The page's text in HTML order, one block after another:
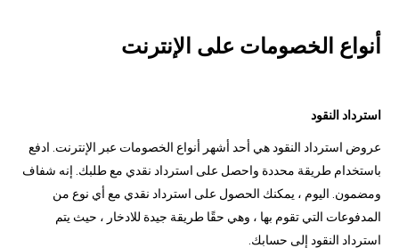
أنواع الخصومات على الإنترنت
استرداد النقود
عروض استرداد النقود هي أحد أشهر أنواع الخصومات عبر الإنترنت. ادفع
باستخدام طريقة محددة واحصل على استرداد نقدي مع طلبك. إنه شفاف
ومضمون. اليوم ، يمكنك الحصول على استرداد نقدي مع أي نوع من
المدفوعات التي تقوم بها ، وهي حقًا طريقة جيدة للادخار ، حيث يتم
استرداد النقود إلى حسابك.